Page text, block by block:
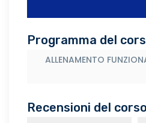
Programma del
ALLENAMENTO
Recensioni del corso